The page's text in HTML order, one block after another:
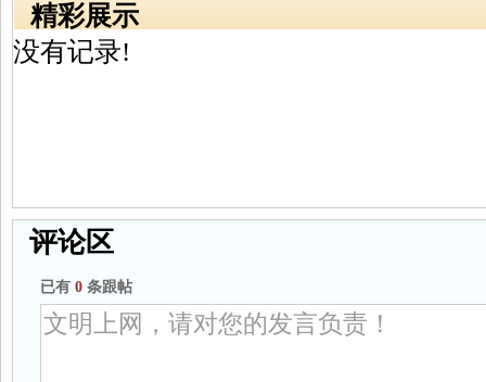
精彩展示
没有记录!
评论区
已有 0 条跟帖